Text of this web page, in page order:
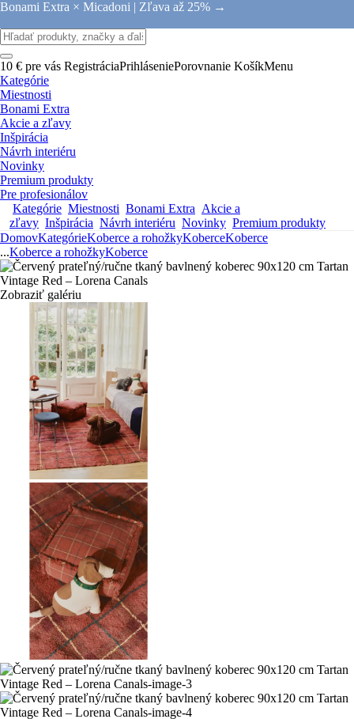
Bonami Extra × Micadoni | Zľava až 25% →
10 € pre vás RegistráciaPrihláseniePorovnanie KošíkMenu
Kategórie
Miestnosti
Bonami Extra
Akcie a zľavy
Inšpirácia
Návrh interiéru
Novinky
Premium produkty
Pre profesionálov
Kategórie Miestnosti Bonami Extra Akcie a
zľavy Inšpirácia Návrh interiéru Novinky Premium produkty
DomovKategórieKoberce a rohožkyKoberceKoberce
...Koberce a rohožkyKoberce
Zobraziť galériu